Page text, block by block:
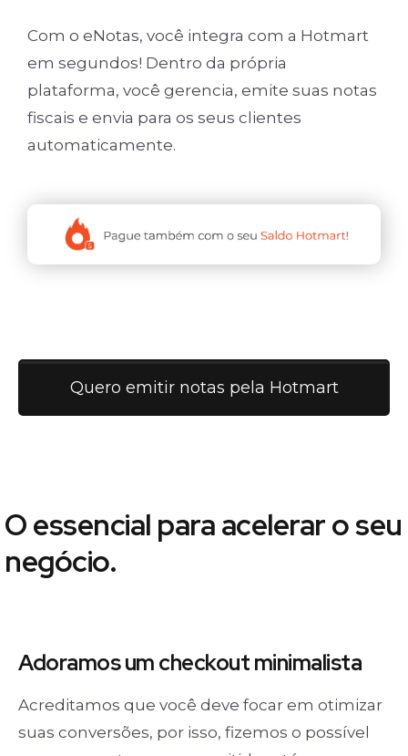
Com o eNotas, você integra com a Hotmart
em segundos! Dentro da própria
plataforma, você gerencia, emite suas notas
fiscais e envia para os seus clientes
automaticamente.
Quero emitir notas pela Hotmart
O essencial para acelerar o seu
negócio.
Adoramos umcheckout minimalista
Acreditamos que você deve focar em otimizar
suas conversões, por isso, fizemos o possível